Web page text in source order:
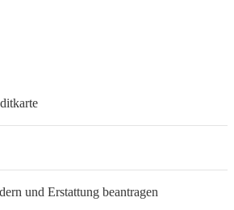
und Erstattung beantragen